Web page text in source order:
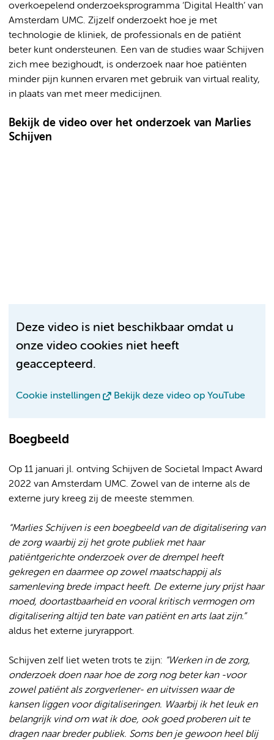
overkoepelend onderzoeksprogramma ‘Digital Health’ van
Amsterdam UMC. Zijzelf onderzoekt hoe je met
technologie de kliniek, de professionals en de patiënt
beter kunt ondersteunen. Een van de studies waar Schijven
zich mee bezighoudt, is onderzoek naar hoe patiënten
minder pijn kunnen ervaren met gebruik van virtual reality,
in plaats van met meer medicijnen.
Bekijk de video over het onderzoek van Marlies
Schijven
Deze video is niet beschikbaar omdat u
onze video cookies niet heeft
geaccepteerd.
Cookie instellingen Bekijk deze video op YouTube
Boegbeeld
Op 11 januari jl. ontving Schijven de Societal Impact Award
2022 van Amsterdam UMC. Zowel van de interne als de
externe jury kreeg zij de meeste stemmen.
“Marlies Schijven is een boegbeeld van de digitalisering van
de zorg waarbij zij het grote publiek met haar
patiëntgerichte onderzoek over de drempel heeft
gekregen en daarmee op zowel maatschappij als
samenleving brede impact heeft. De externe jury prijst haar
moed, doortastbaarheid en vooral kritisch vermogen om
digitalisering altijd ten bate van patiënt en arts laat zijn.”
aldus het externe juryrapport.
Schijven zelf liet weten trots te zijn: “Werken in de zorg,
onderzoek doen naar hoe de zorg nog beter kan -voor
zowel patiënt als zorgverlener- en uitvissen waar de
kansen liggen voor digitaliseringen. Waarbij ik het leuk en
belangrijk vind om wat ik doe, ook goed proberen uit te
dragen naar breder publiek. Soms ben je gewoon heel blij